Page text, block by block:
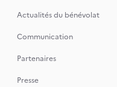
Actualités du bénévolat
Communication
Partenaires
Presse